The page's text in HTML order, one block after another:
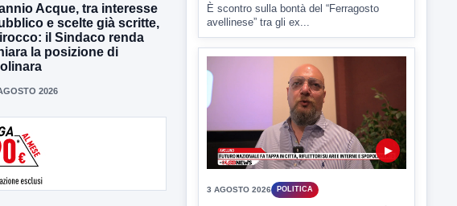
Acque, tra interesse
e scelte già scritte,
il Sindaco renda
la posizione di
2026
3 AGOSTO 2026 POLITICA
Futuro Nazionale fa tappa in città,
iflettori su aree interne e
spopolamento
Convention regionale di Futuro Nazionale
presso il cinema-teatro Partenio di...